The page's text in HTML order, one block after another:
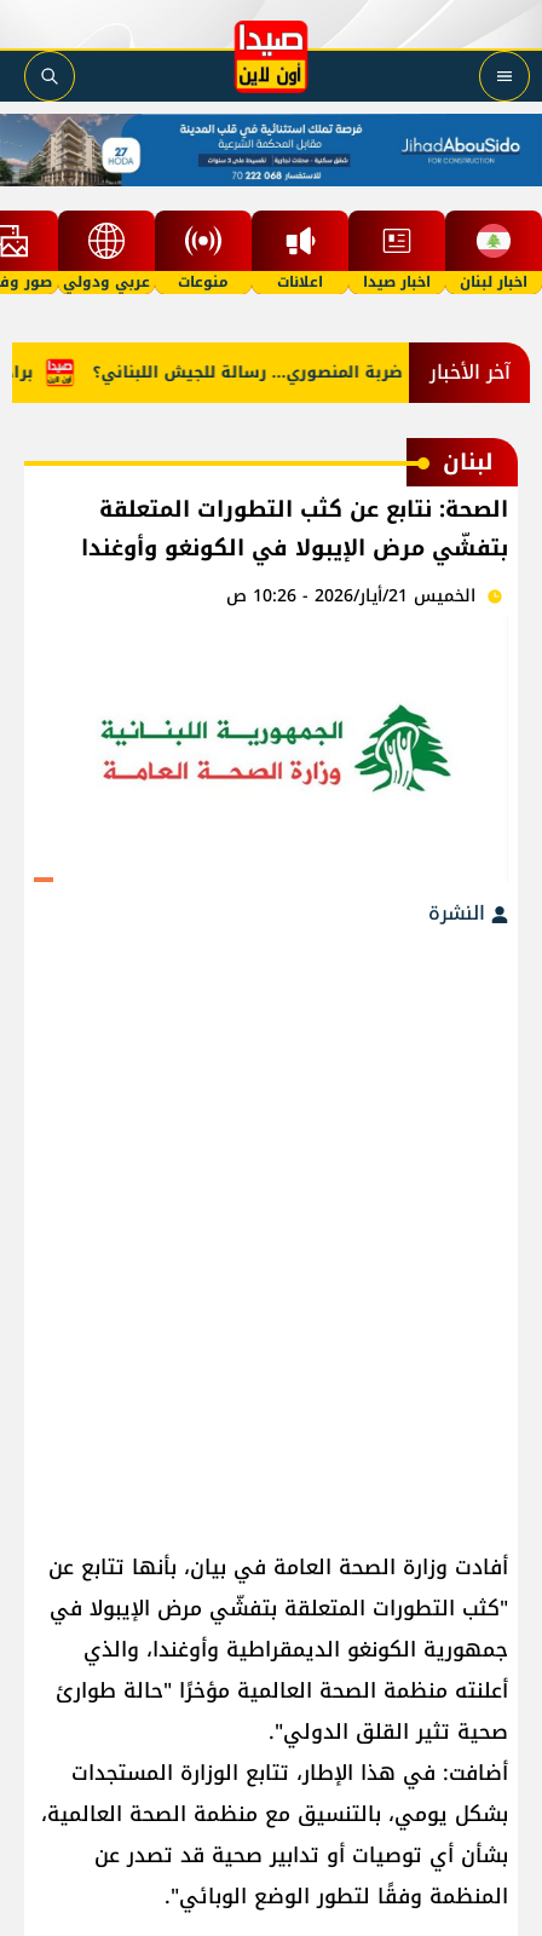
اخبار لبنان اخبار صيدا اعلانات منوعات عربي ودولي صور
آخر الأخبار براد ضربة المنصوري... رسالة للجيش اللبناني؟
لبنان
الصحة: نتابع عن كثب التطورات المتعلقة
بتفشّي مرض الإيبولا في الكونغو وأوغندا
الخميس 21/أيار/2026 - 10:26 ص
النشرة
أفادت وزارة الصحة العامة في بيان، بأنها تتابع عن
"كثب التطورات المتعلقة بتفشّي مرض الإيبولا في ​
جمهورية الكونغو الديمقراطية​ وأوغندا، والذي
أعلنته منظمة الصحة العالمية مؤخرًا "حالة طوارئ
صحية تثير القلق الدولي".
أضافت: في هذا الإطار، تتابع الوزارة المستجدات
بشكل يومي، بالتنسيق مع منظمة الصحة العالمية،
بشأن أي توصيات أو تدابير صحية قد تصدر عن
المنظمة وفقًا لتطور الوضع الوبائي".